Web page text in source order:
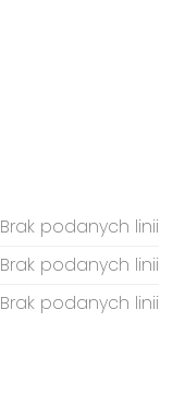
Brak podanych linii
Brak podanych linii
Brak podanych linii